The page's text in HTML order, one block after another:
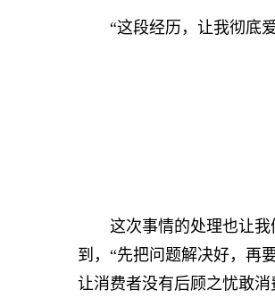
“这段经历，让我彻底爱
这次事情的处理也让我们
到，“先把问题解决好，再
让消费者没有后顾之忧敢消